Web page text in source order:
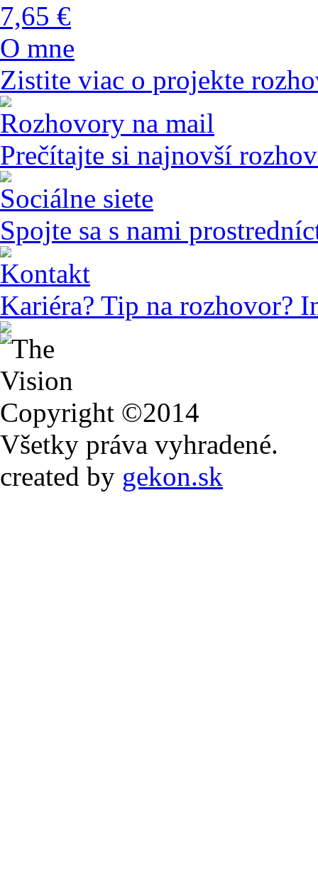
7,65 €
O mne
Zistite viac o projekte
Rozhovory na mail
Prečítajte si najnovší
Sociálne siete
Spojte sa s nami
Kontakt
Kariéra? Tip na rozhovor?
Copyright ©2014
Všetky práva vyhradené.
created by gekon.sk